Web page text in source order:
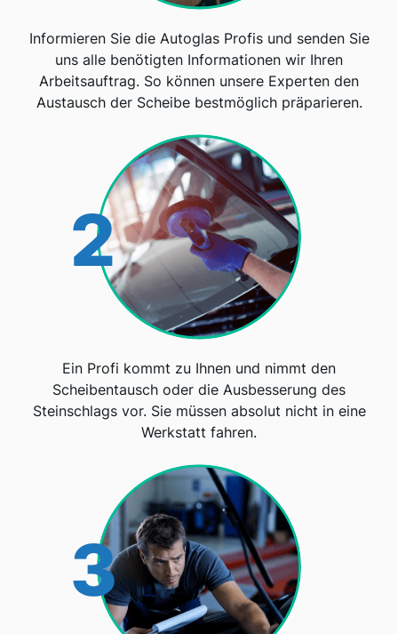
Informieren Sie die Autoglas Profis und senden Sie
uns alle benötigten Informationen wir Ihren
Arbeitsauftrag. So können unsere Experten den
Austausch der Scheibe bestmöglich präparieren.
2
Ein Profi kommt zu Ihnen und nimmt den
Scheibentausch oder die Ausbesserung des
Steinschlags vor. Sie müssen absolut nicht in eine
Werkstatt fahren.
3